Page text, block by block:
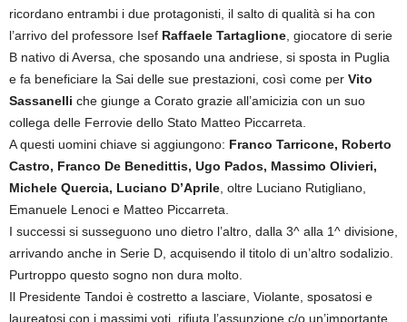
ricordano entrambi i due protagonisti, il salto di qualità si ha con
l’arrivo del professore Isef Raffaele Tartaglione , giocatore di serie
B nativo di Aversa, che sposando una andriese, si sposta in Puglia
e fa beneficiare la Sai delle sue prestazioni, così come per Vito
Sassanelli che giunge a Corato grazie all’amicizia con un suo
collega delle Ferrovie dello Stato Matteo Piccarreta.
A questi uomini chiave si aggiungono: Franco Tarricone, Roberto
Castro, Franco De Benedittis, Ugo Pados, Massimo Olivieri,
Michele Quercia, Luciano D’Aprile , oltre Luciano Rutigliano,
Emanuele Lenoci e Matteo Piccarreta.
I successi si susseguono uno dietro l’altro, dalla 3^ alla 1^ divisione,
arrivando anche in Serie D, acquisendo il titolo di un’altro sodalizio.
Purtroppo questo sogno non dura molto.
Il Presidente Tandoi è costretto a lasciare, Violante, sposatosi e
laureatosi con i massimi voti, rifiuta l’assunzione c/o un’importante